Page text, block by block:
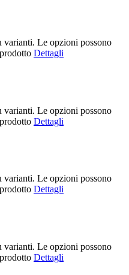
varianti. Le opzioni possono
Dettagli
varianti. Le opzioni possono
Dettagli
varianti. Le opzioni possono
Dettagli
varianti. Le opzioni possono
Dettagli